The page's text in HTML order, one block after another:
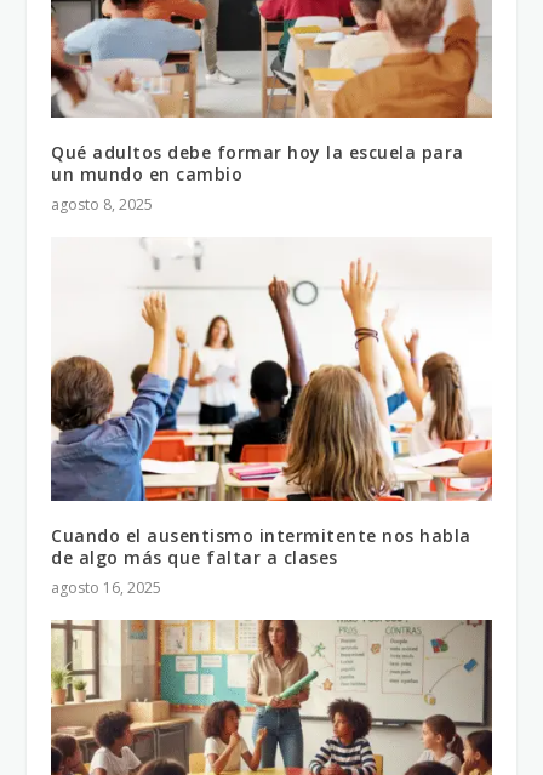
Qué adultos debe formar hoy la escuela para
un mundo en cambio
agosto 8, 2025
Cuando el ausentismo intermitente nos habla
de algo más que faltar a clases
agosto 16, 2025